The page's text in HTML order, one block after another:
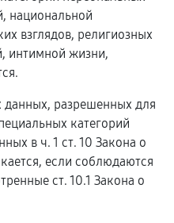
национальной
взглядов, религиозных
интимной жизни,
данных, разрешенных для
категорий
в ч. 1 ст. 10 Закона о
если соблюдаются
ст. 10.1 Закона о